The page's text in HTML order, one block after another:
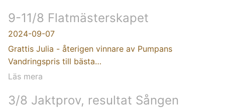
9-11/8 Flatmästerskapet
2024-09-07
Grattis Julia - återigen vinnare av Pumpans
Vandringspris till bästa…
Läs mera
3/8 Jaktprov, resultat Sången